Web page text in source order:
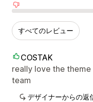
すべてのレビュー
COSTAK
really love the
team
デザイナーからの返